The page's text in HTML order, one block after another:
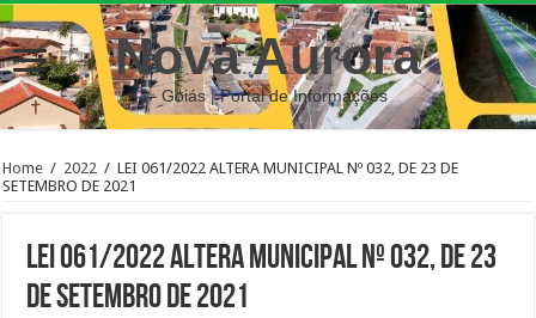
Nova Aurora
– Goiás | Portal de Informações
Home / 2022 / LEI 061/2022 ALTERA MUNICIPAL Nº 032, DE 23 DE
SETEMBRO DE 2021
LEI 061/2022 ALTERA MUNICIPAL Nº 032, DE 23
DE SETEMBRO DE 2021